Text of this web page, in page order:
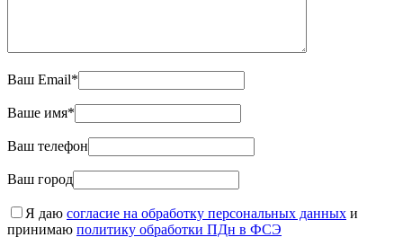
Ваш Email*
Ваше имя*
Ваш телефон
Ваш город
Я даю согласие на обработку персональных данных и
принимаю политику обработки ПДн в ФСЭ